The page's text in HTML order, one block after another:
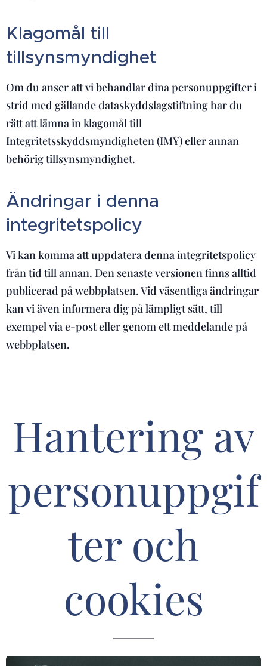
Klagomål till
tillsynsmyndighet
Om du anser att vi behandlar dina personuppgifter i
strid med gällande dataskyddslagstiftning har du
rätt att lämna in klagomål till
Integritetsskyddsmyndigheten (IMY) eller annan
behörig tillsynsmyndighet.
Ändringar i denna
integritetspolicy
Vi kan komma att uppdatera denna integritetspolicy
från tid till annan. Den senaste versionen finns alltid
publicerad på webbplatsen. Vid väsentliga ändringar
kan vi även informera dig på lämpligt sätt, till
exempel via e-post eller genom ett meddelande på
webbplatsen.
Hantering av
personuppgif
ter och
cookies